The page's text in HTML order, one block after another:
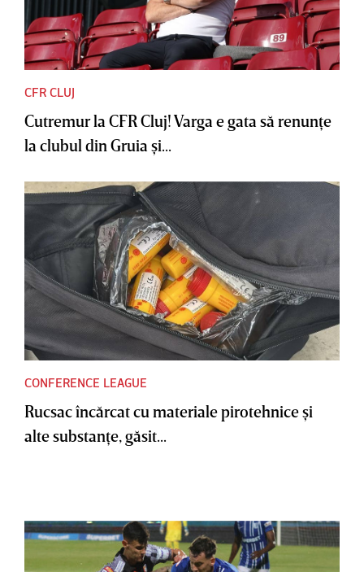
CFR CLUJ
Cutremur la CFR Cluj! Varga e gata să renunţe
la clubul din Gruia şi...
CONFERENCE LEAGUE
Rucsac încărcat cu materiale pirotehnice şi
alte substanţe, găsit...